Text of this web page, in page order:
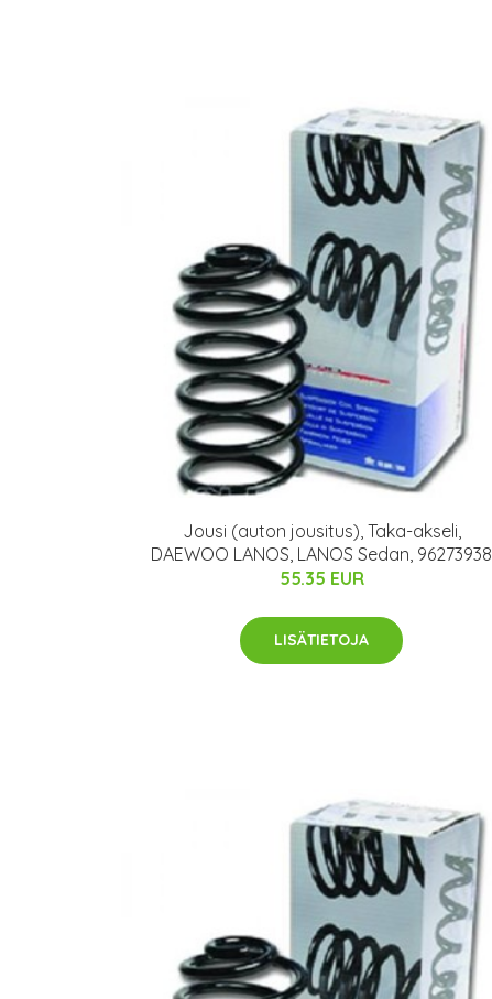
Jousi (auton jousitus), Taka-akseli,
DAEWOO LANOS, LANOS Sedan, 96273938
55.35 EUR
LISÄTIETOJA